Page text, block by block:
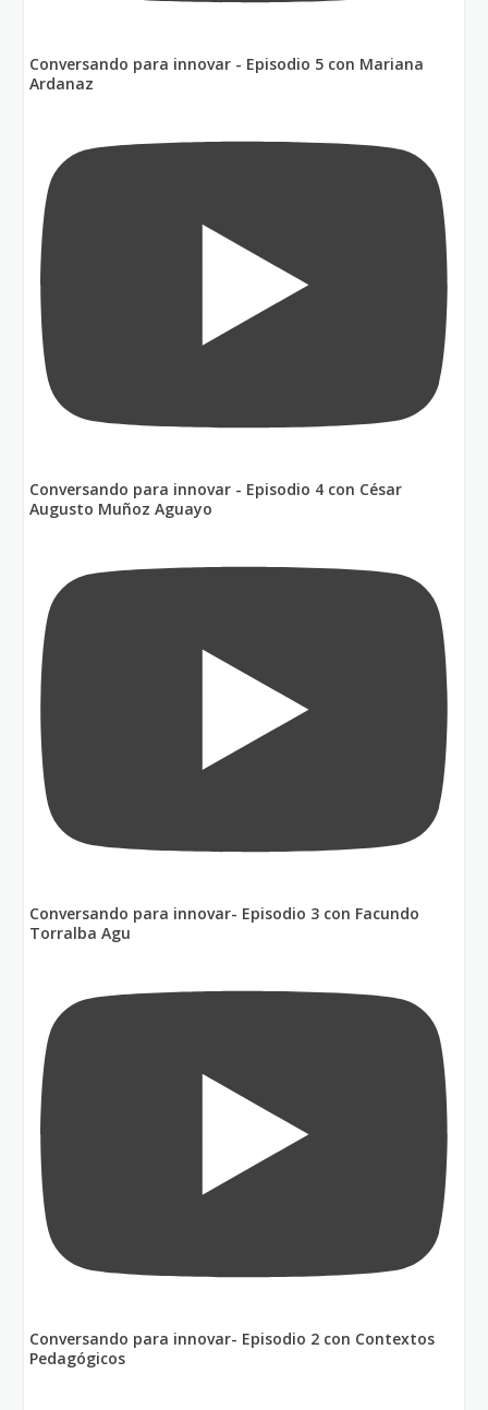
Conversando para innovar - Episodio 5 con Mariana
Ardanaz
Conversando para innovar - Episodio 4 con César
Augusto Muñoz Aguayo
Conversando para innovar- Episodio 3 con Facundo
Torralba Agu
Conversando para innovar- Episodio 2 con Contextos
Pedagógicos